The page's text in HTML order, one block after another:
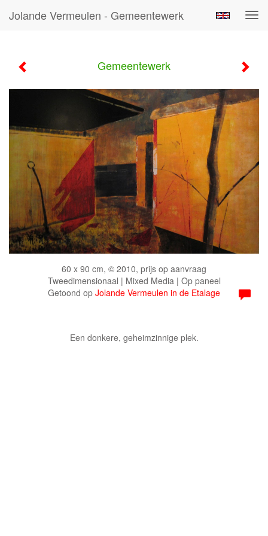
Jolande Vermeulen - Gemeentewerk
Gemeentewerk
60 x 90 cm, © 2010, prijs op aanvraag
Tweedimensionaal | Mixed Media | Op paneel
Getoond op Jolande Vermeulen in de Etalage
Een donkere, geheimzinnige plek.